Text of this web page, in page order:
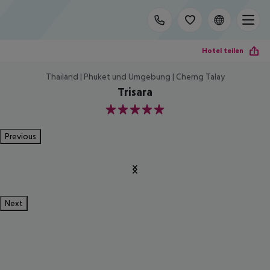
Hotel teilen
Thailand | Phuket und Umgebung | Cherng Talay
Trisara
5
Previous
Next